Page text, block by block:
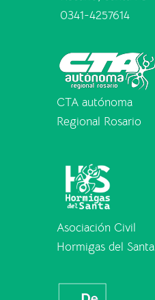
0341-4257614
CTA autónoma
Regional Rosario
Asociación Civil
Hormigas del Santa